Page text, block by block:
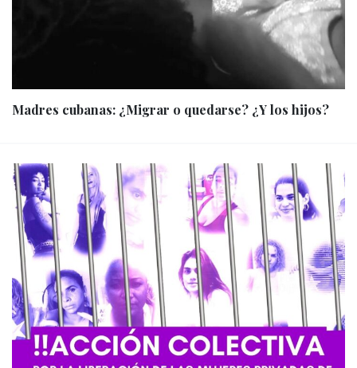
Madres cubanas: ¿Migrar o quedarse? ¿Y los hijos?